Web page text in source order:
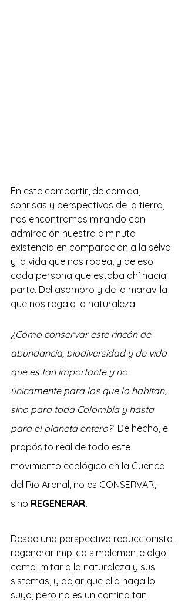
En este compartir, de comida,
sonrisas y perspectivas de la tierra,
nos encontramos mirando con
admiración nuestra diminuta
existencia en comparación a la selva
y la vida que nos rodea, y de eso
cada persona que estaba ahí hacía
parte. Del asombro y de la maravilla
que nos regala la naturaleza.
¿Cómo conservar este rincón de
abundancia, biodiversidad y de vida
que es tan importante y no
únicamente para los que lo habitan,
sino para toda Colombia y hasta
para el planeta entero?
  De hecho, el
propósito real de todo este
movimiento ecológico en la Cuenca
del Río Arenal, no es CONSERVAR,
sino REGENERAR.
Desde una perspectiva reduccionista,
regenerar implica simplemente algo
como imitar a la naturaleza y sus
sistemas, y dejar que ella haga lo
suyo, pero no es un camino tan